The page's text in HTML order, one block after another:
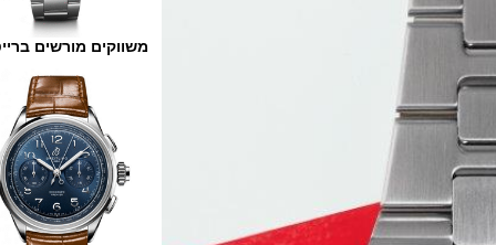
משווקים מורשים ברייטלינג